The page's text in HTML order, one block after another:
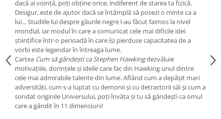
Oracol
Spiritualitate şi ştiinţă
Fără categorie
Cunoaștere
dacă ai voință, poți obține orice, indiferent de starea ta fizică.
Desigur, este de ajutor dacă se întâmplă să posezi o minte ca a
lui... Studiile lui despre găurile negre l-au făcut faimos la nivel
mondial, iar modul în care a comunicat cele mai dificile idei
științifice într-o perioadă în care își pierduse capacitatea de a
vorbi este legendar în întreaga lume.
Cartea Cum să gândești ca Stephen Hawkingdezvăluie
motivațiile, dorințele și ideile care fac din Hawking unul dintre
cele mai admirabile talente din lume. Aflând cum a depășit mari
adversități, cum s-a luptat cu demonii și cu detractorii săi și cum a
sondat originile Universului, poți învăța și tu să gândești ca omul
care a gândit în 11 dimensiuni!